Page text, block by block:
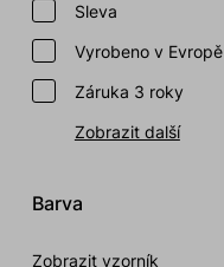
Sleva
Vyrobeno v Evropě
Záruka 3 roky
Zobrazit další
Barva
Zobrazit vzorník